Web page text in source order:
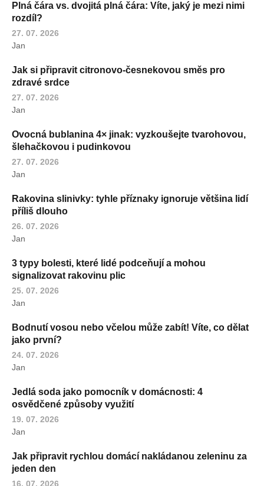
Plná čára vs. dvojitá plná čára: Víte, jaký je mezi nimi
rozdíl?
27. 07. 2026
Jan
Jak si připravit citronovo-česnekovou směs pro
zdravé srdce
27. 07. 2026
Jan
Ovocná bublanina 4× jinak: vyzkoušejte tvarohovou,
šlehačkovou i pudinkovou
27. 07. 2026
Jan
Rakovina slinivky: tyhle příznaky ignoruje většina lidí
příliš dlouho
26. 07. 2026
Jan
3 typy bolesti, které lidé podceňují a mohou
signalizovat rakovinu plic
25. 07. 2026
Jan
Bodnutí vosou nebo včelou může zabít! Víte, co dělat
jako první?
24. 07. 2026
Jan
Jedlá soda jako pomocník v domácnosti: 4
osvědčené způsoby využití
19. 07. 2026
Jan
Jak připravit rychlou domácí nakládanou zeleninu za
jeden den
16. 07. 2026